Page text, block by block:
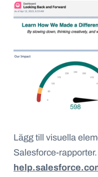
Lägg till visuella
Salesforce-rapporter.